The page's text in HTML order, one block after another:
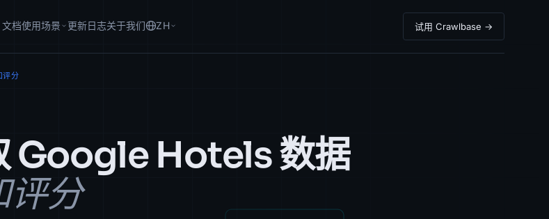
文档使用场景 更新日志关于我们 ZH 试用 Crawlbase →
分
Google Hotels 数据
评分